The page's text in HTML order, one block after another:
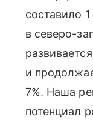
составило
в северо-
и
7%. Наша
потенциал